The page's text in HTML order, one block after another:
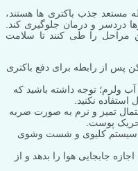
مستعد جذب باکتری ها هستند،
دردسر و درمان جلوگیری کند.
مراحل را طی کنند تا سلامت
پس از رابطه برای دفع باکتری
ولرم؛ توجه داشته باشید که
نکنید.
تمیز و نرم به صورت ضربه
پوست.
سیستم کلیوی و شست وشوی
جابجایی هوا را بدهد و از